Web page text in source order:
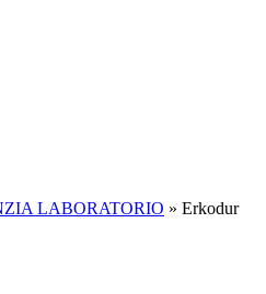
LABORATORIO » Erkodur